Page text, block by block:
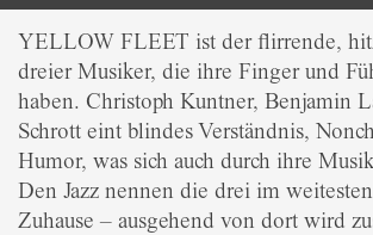
YELLOW FLEET ist der flirrende,
dreier Musiker, die ihre Finger und
haben. Christoph Kuntner, Benjamin
Schrott eint blindes Verständnis,
Humor, was sich auch durch ihre
Den Jazz nennen die drei im
Zuhause – ausgehend von dort wird